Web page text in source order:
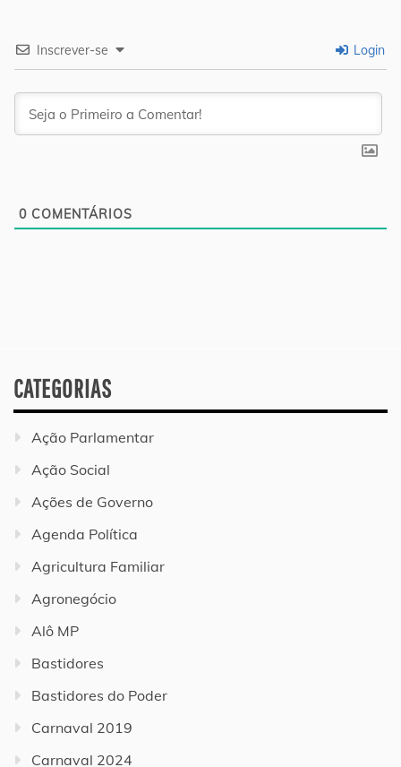
Inscrever-se Login
0 COMENTÁRIOS
CATEGORIAS
Ação Parlamentar
Ação Social
Ações de Governo
Agenda Política
Agricultura Familiar
Agronegócio
Alô MP
Bastidores
Bastidores do Poder
Carnaval 2019
Carnaval 2024